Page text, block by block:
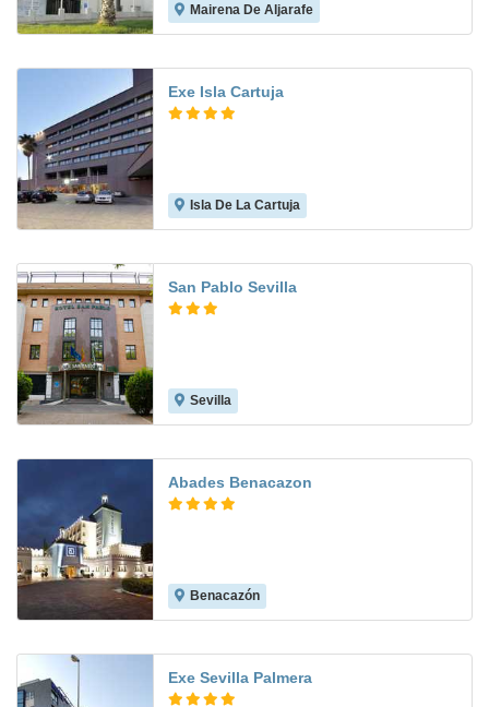
Mairena De Aljarafe
Exe Isla Cartuja
Isla De La Cartuja
San Pablo Sevilla
Sevilla
Abades Benacazon
Benacazón
Exe Sevilla Palmera